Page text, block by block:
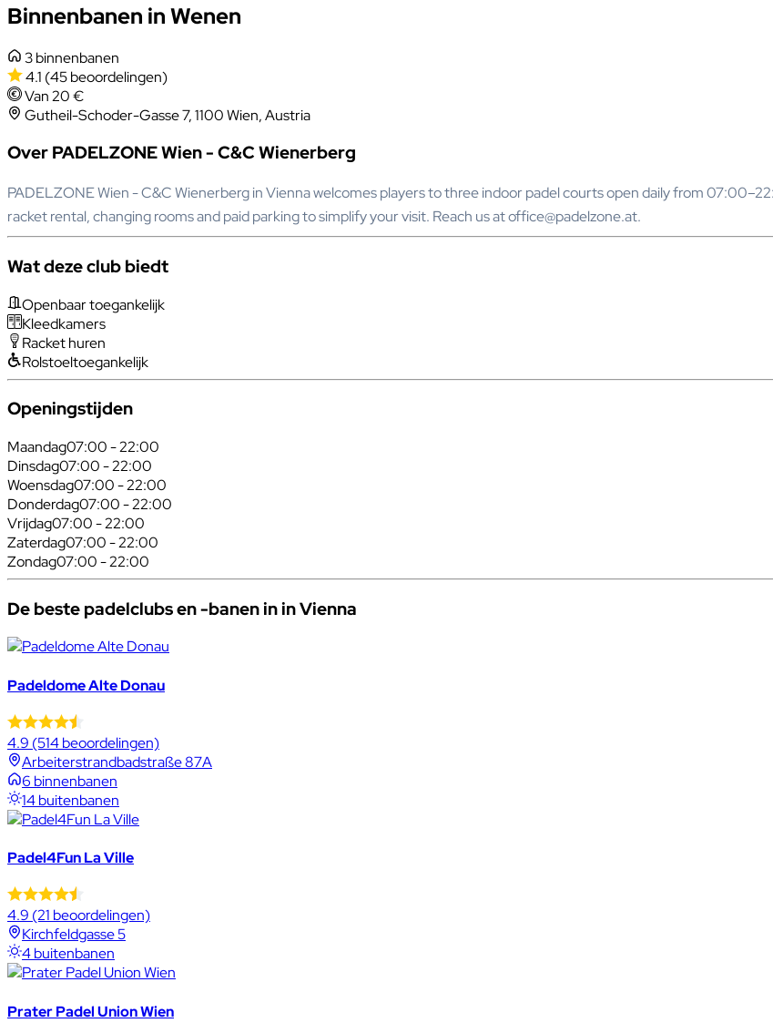
Binnenbanen in Wenen
3 binnenbanen
4.1 (45 beoordelingen)
Van 20 €
Gutheil-Schoder-Gasse 7, 1100 Wien, Austria
Over PADELZONE Wien - C&C Wienerberg
PADELZONE Wien - C&C Wienerberg in Vienna welcomes players to three indoor padel courts open daily from
racket rental, changing rooms and paid parking to simplify your visit. Reach us at office@padelzone.at.
Wat deze club biedt
Openbaar toegankelijk
Kleedkamers
Racket huren
Rolstoeltoegankelijk
Openingstijden
Maandag07:00 - 22:00
Dinsdag07:00 - 22:00
Woensdag07:00 - 22:00
Donderdag07:00 - 22:00
Vrijdag07:00 - 22:00
Zaterdag07:00 - 22:00
Zondag07:00 - 22:00
De beste padelclubs en -banen in in Vienna
Padeldome Alte Donau
4.9 (514 beoordelingen)
Arbeiterstrandbadstraße 87A
6 binnenbanen
14 buitenbanen
Padel4Fun La Ville
4.9 (21 beoordelingen)
Kirchfeldgasse 5
4 buitenbanen
Prater Padel Union Wien